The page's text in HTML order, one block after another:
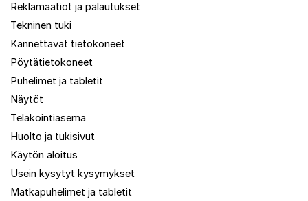
Reklamaatiot ja palautukset
Tekninen tuki
Kannettavat tietokoneet
Pöytätietokoneet
Puhelimet ja tabletit
Näytöt
Telakointiasema
Huolto ja tukisivut
Käytön aloitus
Usein kysytyt kysymykset
Matkapuhelimet ja tabletit